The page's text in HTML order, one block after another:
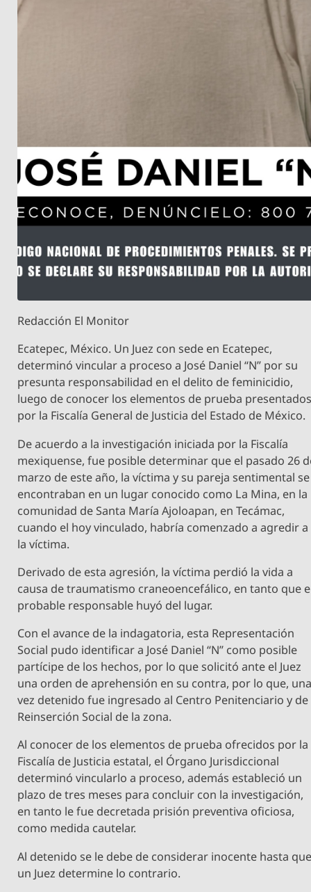
Redacción El Monitor
Ecatepec, México. Un Juez con sede en Ecatepec,
determinó vincular a proceso a José Daniel “N” por su
presunta responsabilidad en el delito de feminicidio,
luego de conocer los elementos de prueba
por la Fiscalía General de Justicia del Estado de México.
De acuerdo a la investigación iniciada por la Fiscalía
mexiquense, fue posible determinar que el pasado 26
marzo de este año, la víctima y su pareja sentimental se
encontraban en un lugar conocido como La Mina, en la
comunidad de Santa María Ajoloapan, en Tecámac,
cuando el hoy vinculado, habría comenzado a agredir a
la víctima.
Derivado de esta agresión, la víctima perdió la vida a
causa de traumatismo craneoencefálico, en tanto que
probable responsable huyó del lugar.
Con el avance de la indagatoria, esta Representación
Social pudo identificar a José Daniel “N” como posible
partícipe de los hechos, por lo que solicitó ante el Juez
una orden de aprehensión en su contra, por lo que,
vez detenido fue ingresado al Centro Penitenciario y de
Reinserción Social de la zona.
Al conocer de los elementos de prueba ofrecidos por la
Fiscalía de Justicia estatal, el Órgano Jurisdiccional
determinó vincularlo a proceso, además estableció un
plazo de tres meses para concluir con la investigación,
en tanto le fue decretada prisión preventiva oficiosa,
como medida cautelar.
Al detenido se le debe de considerar inocente hasta
un Juez determine lo contrario.